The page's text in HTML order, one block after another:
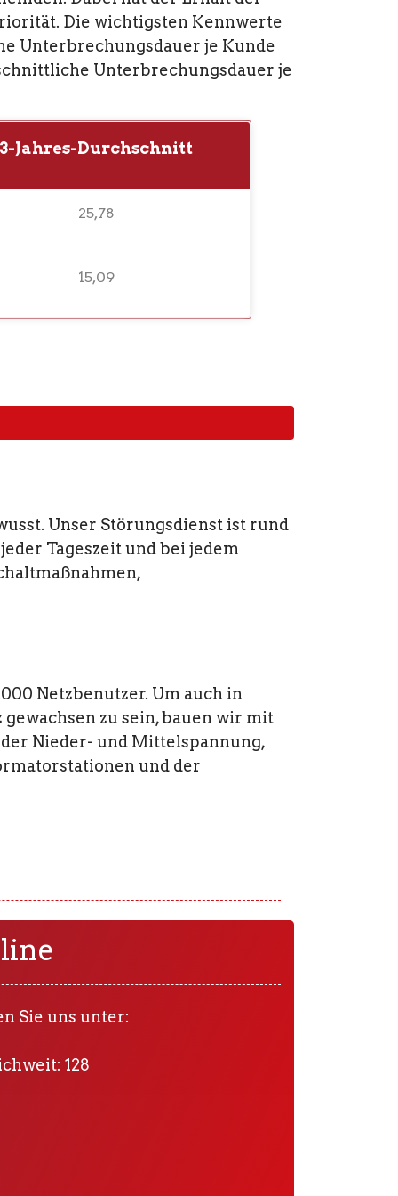
Die wichtigsten Kennwerte
Unterbrechungsdauer je Kunde
Unterbrechungsdauer je
3-Jahres-Durchschnitt
25,78
15,09
Unser Störungsdienst ist rund
Tageszeit und bei jedem
Netzbenutzer. Um auch in
zu sein, bauen wir mit
Nieder- und Mittelspannung,
und der
Sie uns unter:
128